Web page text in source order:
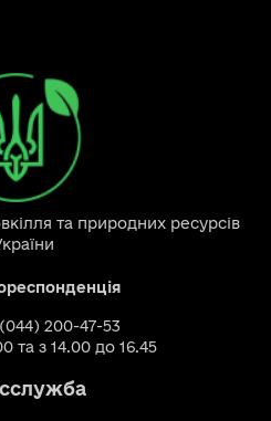
та природних ресурсів
200-47-53
та з 14.00 до 16.45